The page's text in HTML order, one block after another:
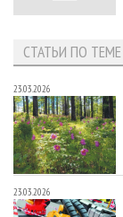
СТАТЬИ ПО ТЕМЕ
23.03.2026
23.03.2026